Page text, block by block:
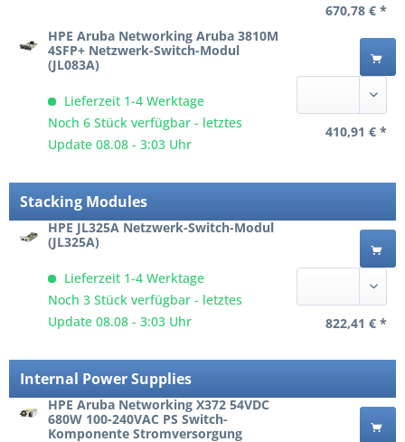
670,78 € *
HPE Aruba Networking Aruba 3810M
4SFP+ Netzwerk-Switch-Modul
(JL083A)
Lieferzeit 1-4 Werktage
Noch 6 Stück verfügbar - letztes
Update 08.08 - 3:03 Uhr
410,91 € *
Stacking Modules
HPE JL325A Netzwerk-Switch-Modul
(JL325A)
Lieferzeit 1-4 Werktage
Noch 3 Stück verfügbar - letztes
Update 08.08 - 3:03 Uhr
822,41 € *
Internal Power Supplies
HPE Aruba Networking X372 54VDC
680W 100‑240VAC PS Switch-
Komponente Stromversorgung